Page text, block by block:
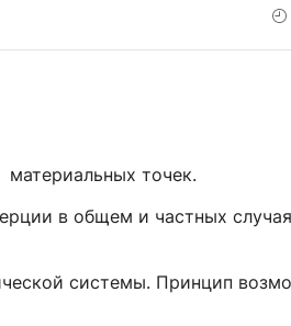
точек.
в общем и частных
системы. Принцип